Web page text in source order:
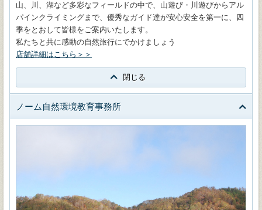
山、川、湖など多彩なフィールドの中で、山遊び・川遊びからアル
パインクライミングまで、優秀なガイド達が安心安全を第一に、四
季をとおして皆様をご案内いたします。
私たちと共に感動の自然旅行にでかけましょう
店舗詳細はこちら＞＞
閉じる
ノーム自然環境教育事務所